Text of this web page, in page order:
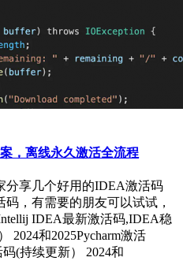
，离线永久激活全流程
分享几个好用的IDEA激活码
，有需要的朋友可以试试，
IDEA最新激活码,IDEA稳
2024和2025Pycharm激活
(持续更新） 2024和